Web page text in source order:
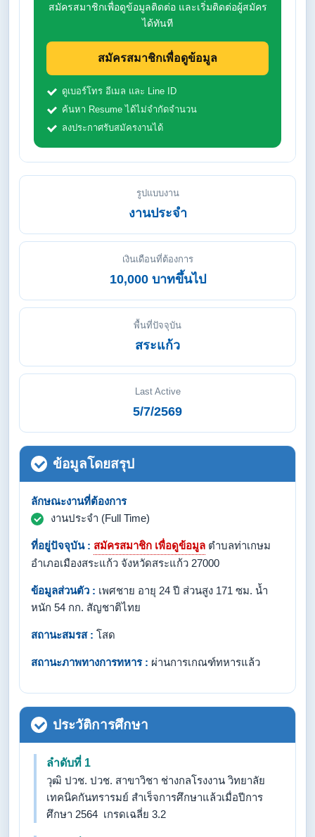
สมัครสมาชิกเพื่อดูข้อมูลติดต่อ และเริ่มติดต่อผู้สมัคร
ได้ทันที
สมัครสมาชิกเพื่อดูข้อมูล
ดูเบอร์โทร อีเมล และ Line ID
ค้นหา Resume ได้ไม่จำกัดจำนวน
ลงประกาศรับสมัครงานได้
รูปแบบงาน
งานประจำ
เงินเดือนที่ต้องการ
10,000 บาทขึ้นไป
พื้นที่ปัจจุบัน
สระแก้ว
Last Active
5/7/2569
ข้อมูลโดยสรุป
ลักษณะงานที่ต้องการ
งานประจำ (Full Time)
ที่อยู่ปัจจุบัน : สมัครสมาชิก เพื่อดูข้อมูล ตำบลท่าเกษม
อำเภอเมืองสระแก้ว จังหวัดสระแก้ว 27000
ข้อมูลส่วนตัว : เพศชาย อายุ 24 ปี ส่วนสูง 171 ซม. น้ำ
หนัก 54 กก. สัญชาติไทย
สถานะสมรส : โสด
สถานะภาพทางการทหาร : ผ่านการเกณฑ์ทหารแล้ว
ประวัติการศึกษา
ลำดับที่ 1
วุฒิ ปวช. ปวช. สาขาวิชา ช่างกลโรงงาน วิทยาลัย
เทคนิคกันทรารมย์ สำเร็จการศึกษาแล้วเมื่อปีการ
ศึกษา 2564 เกรดเฉลี่ย 3.2